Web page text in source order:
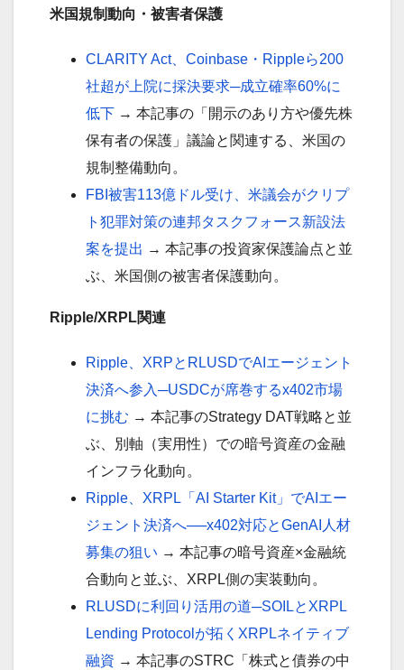
米国規制動向・被害者保護
CLARITY Act、Coinbase・Rippleら200
社超が上院に採決要求─成立確率60%に
低下 → 本記事の「開示のあり方や優先株
保有者の保護」議論と関連する、米国の
規制整備動向。
FBI被害113億ドル受け、米議会がクリプ
ト犯罪対策の連邦タスクフォース新設法
案を提出 → 本記事の投資家保護論点と並
ぶ、米国側の被害者保護動向。
Ripple/XRPL関連
Ripple、XRPとRLUSDでAIエージェント
決済へ参入─USDCが席巻するx402市場
に挑む → 本記事のStrategy DAT戦略と並
ぶ、別軸（実用性）での暗号資産の金融
インフラ化動向。
Ripple、XRPL「AI Starter Kit」でAIエー
ジェント決済へ──x402対応とGenAI人材
募集の狙い → 本記事の暗号資産×金融統
合動向と並ぶ、XRPL側の実装動向。
RLUSDに利回り活用の道─SOILとXRPL
Lending Protocolが拓くXRPLネイティブ
融資 → 本記事のSTRC「株式と債券の中